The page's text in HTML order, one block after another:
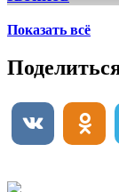
Показать всё